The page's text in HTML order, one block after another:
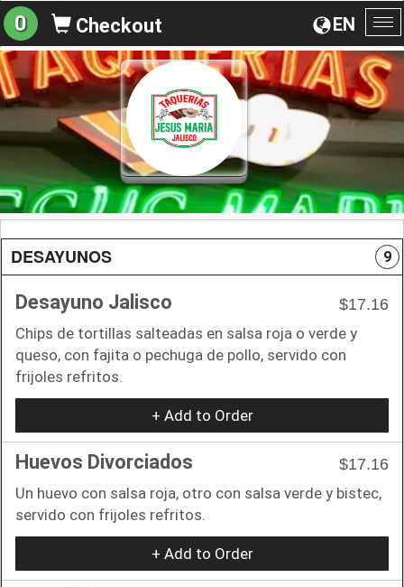
EN
0 Checkout
DESAYUNOS 9
Desayuno Jalisco
$17.16
Chips de tortillas salteadas en salsa roja o verde y
queso, con fajita o pechuga de pollo, servido con
frijoles refritos.
+ Add to Order
Huevos Divorciados
$17.16
Un huevo con salsa roja, otro con salsa verde y bistec,
servido con frijoles refritos.
+ Add to Order